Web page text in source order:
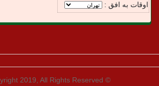
اوقات به افق :
© Copyright 2019, All Rights Reserved